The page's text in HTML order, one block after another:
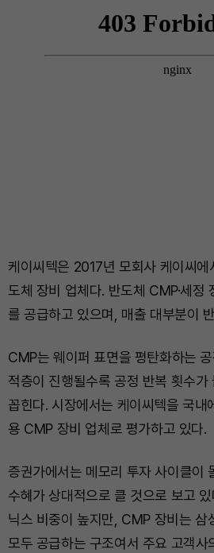
케이씨텍은 2017년 모회사 케이씨
도체 장비 업체다. 반도체 CMP·세정
를 공급하고 있으며, 매출 대부분이
CMP는 웨이퍼 표면을 평탄화하는
적층이 진행될수록 공정 반복 횟수
꼽힌다. 시장에서는 케이씨텍을 국내
용 CMP 장비 업체로 평가하고 있다.
증권가에서는 메모리 투자 사이클이
수혜가 상대적으로 클 것으로 보고
닉스 비중이 높지만, CMP 장비는 삼
모두 공급하는 구조여서 주요 고객사